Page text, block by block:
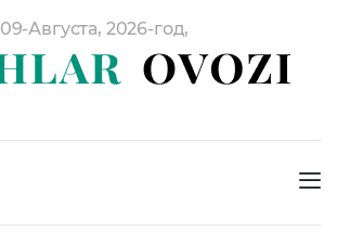
09-Августа, 2026-год,